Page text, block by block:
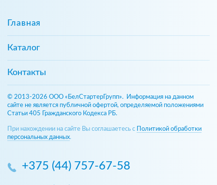
Главная
Каталог
Контакты
© 2013-2026 ООО «БелСтартерГрупп». Информация на данном
сайте не является публичной офертой, определяемой положениями
Статьи 405 Гражданского Кодекса РБ.
При нахождении на сайте Вы соглашаетесь с
Политикой обработки
персональных данных.
+375 (44) 757-67-58